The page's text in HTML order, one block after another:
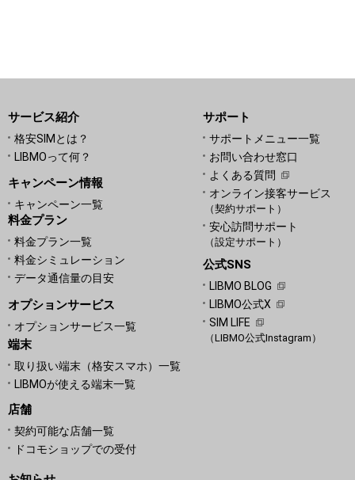
サービス紹介
格安SIMとは？
LIBMOって何？
キャンペーン情報
キャンペーン一覧
料金プラン
料金プラン一覧
料金シミュレーション
データ通信量の目安
オプションサービス
オプションサービス一覧
端末
取り扱い端末（格安スマホ）一覧
LIBMOが使える端末一覧
店舗
契約可能な店舗一覧
ドコモショップでの受付
サポート
サポートメニュー一覧
お問い合わせ窓口
よくある質問
オンライン接客サービス
（契約サポート）
安心訪問サポート
（設定サポート）
公式SNS
LIBMO BLOG
LIBMO公式X
SIM LIFE
（LIBMO公式Instagram）